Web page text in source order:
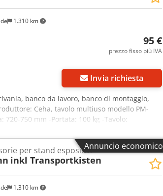
1.310 km
95 €
prezzo fisso più IVA
Invia richiesta
banco da lavoro, banco di montaggio,
Ceha, tavolo multiuso modello PM-
720-750 mm -Portata: 100 kg -Tavolo:
Dcodpfxeywuvzj Afvjk -Prezzo: per pezzo
Annuncio economico
1.310 km
per stand espositivi
inkl Transportkisten